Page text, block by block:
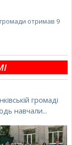
отримав 9
громаді
навчали...